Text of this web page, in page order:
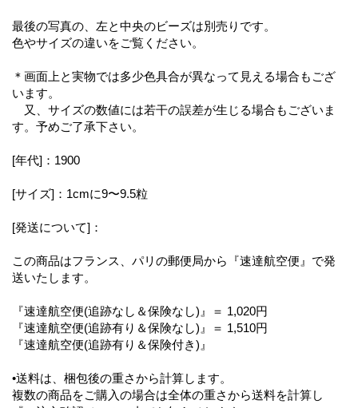
最後の写真の、左と中央のビーズは別売りです。
色やサイズの違いをご覧ください。
＊画面上と実物では多少色具合が異なって見える場合もござ
います。
又、サイズの数値には若干の誤差が生じる場合もございま
す。予めご了承下さい。
[年代]：1900
[サイズ]：1cmに9〜9.5粒
[発送について]：
この商品はフランス、パリの郵便局から『速達航空便』で発
送いたします。
『速達航空便(追跡なし＆保険なし)』＝ 1,020円
『速達航空便(追跡有り＆保険なし)』＝ 1,510円
『速達航空便(追跡有り＆保険付き)』
•送料は、梱包後の重さから計算します。
複数の商品をご購入の場合は全体の重さから送料を計算し